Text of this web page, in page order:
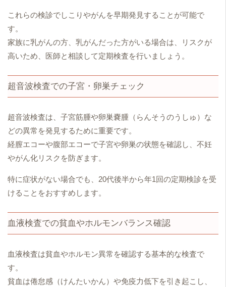
これらの検診でしこりやがんを早期発見することが可能で
す。
家族に乳がんの方、乳がんだった方がいる場合は、リスクが
高いため、医師と相談して定期検査を行いましょう。
超音波検査での子宮・卵巣チェック
超音波検査は、子宮筋腫や卵巣嚢腫（らんそうのうしゅ）な
どの異常を発見するために重要です。
経膣エコーや腹部エコーで子宮や卵巣の状態を確認し、不妊
やがん化リスクを防ぎます。
特に症状がない場合でも、20代後半から年1回の定期検診を受
けることをおすすめします。
血液検査での貧血やホルモンバランス確認
血液検査は貧血やホルモン異常を確認する基本的な検査で
す。
貧血は倦怠感（けんたいかん）や免疫力低下を引き起こし、